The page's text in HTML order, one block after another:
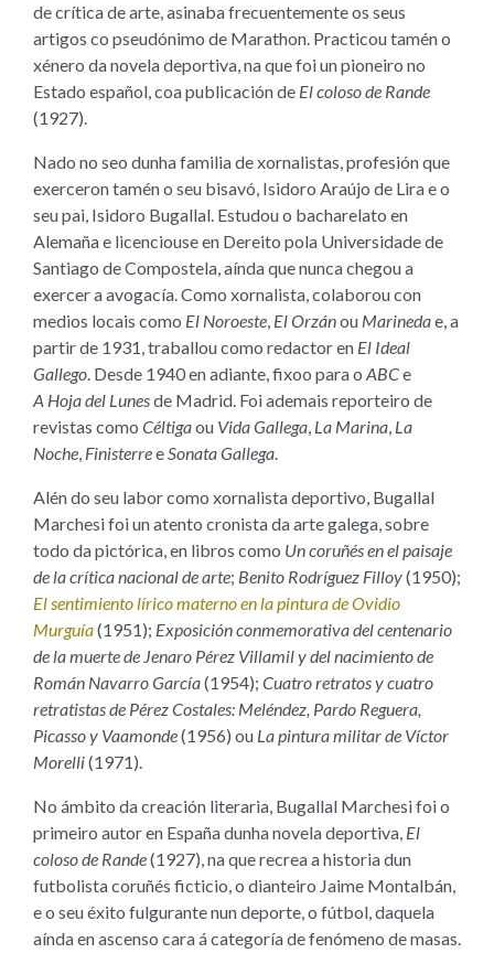
de crítica de arte, asinaba frecuentemente os seus
artigos co pseudónimo de Marathon. Practicou tamén o
xénero da novela deportiva, na que foi un pioneiro no
Estado español, coa publicación de El coloso de Rande
(1927).
Nado no seo dunha familia de xornalistas, profesión que
exerceron tamén o seu bisavó, Isidoro Araújo de Lira e o
seu pai, Isidoro Bugallal. Estudou o bacharelato en
Alemaña e licenciouse en Dereito pola Universidade de
Santiago de Compostela, aínda que nunca chegou a
exercer a avogacía. Como xornalista, colaborou con
medios locais como El Noroeste, El Orzánou Marinedae, a
partir de 1931, traballou como redactor en El Ideal
Gallego. Desde 1940 en adiante, fixoo para o ABCe
A Hoja del Lunesde Madrid. Foi ademais reporteiro de
revistas como Céltigaou Vida Gallega, La Marina, La
Noche, FinisterreeSonata Gallega.
Alén do seu labor como xornalista deportivo, Bugallal
Marchesi foi un atento cronista da arte galega, sobre
todo da pictórica, en libros como Un coruñés en el paisaje
de la crítica nacional de arte; Benito Rodríguez Filloy(1950);
El sentimiento lírico materno en la pintura de Ovidio
Murguía(1951); Exposición conmemorativa del centenario
de la muerte de Jenaro Pérez Villamil y del nacimiento de
Román Navarro García(1954); Cuatro retratos y cuatro
retratistas de Pérez Costales: Meléndez, Pardo Reguera,
Picasso y Vaamonde(1956) ou La pintura militar de Víctor
Morelli(1971).
No ámbito da creación literaria, Bugallal Marchesi foi o
primeiro autor en España dunha novela deportiva, El
coloso de Rande(1927), na que recrea a historia dun
futbolista coruñés ficticio, o dianteiro Jaime Montalbán,
e o seu éxito fulgurante nun deporte, o fútbol, daquela
aínda en ascenso cara á categoría de fenómeno de masas.